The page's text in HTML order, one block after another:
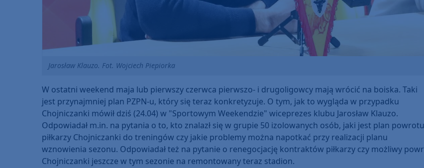
Jarosław Klauzo. Fot. Wojciech Piepiorka
W ostatni weekend maja lub pierwszy czerwca pierwszo- i drugoligowcy mają wrócić na boiska. Taki
jest przynajmniej plan PZPN-u, który się teraz konkretyzuje. O tym, jak to wygląda w przypadku
Chojniczanki mówił dziś (24.04) w "Sportowym Weekendzie" wiceprezes klubu Jarosław Klauzo.
Odpowiadał m.in. na pytania o to, kto znalazł się w grupie 50 izolowanych osób, jaki jest plan powrotu
piłkarzy Chojniczanki do treningów czy jakie problemy można napotkać przy realizacji planu
wznowienia sezonu. Odpowiadał też na pytanie o renegocjację kontraktów piłkarzy czy możliwy
Chojniczanki jeszcze w tym sezonie na remontowany teraz stadion.